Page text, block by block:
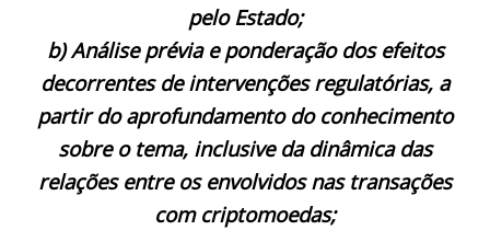
pelo Estado;
b) Análise prévia e ponderação dos efeitos
decorrentes de intervenções regulatórias, a
partir do aprofundamento do conhecimento
sobre o tema, inclusive da dinâmica das
relações entre os envolvidos nas transações
com criptomoedas;